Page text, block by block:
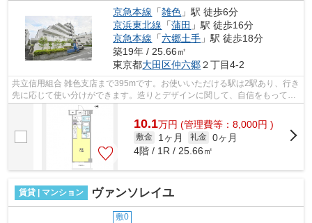
京急本線 「雑色 」駅 徒歩6分
京浜東北線 「蒲田 」駅 徒歩16分
京急本線 「六郷土手 」駅 徒歩18分
築19年 / 25.66㎡
東京都大田区仲六郷２丁目4-2
共立信用組合 雑色支店まで395mです。お使いいただける駅は2駅あり、行き
先に応じて使い分けができます。造りとデザインに関して、自信をもって情
報を提供できるマンションです。駅ま...
10.1万円 (管理費等：8,000円 )
敷金 1ヶ月 礼金 0ヶ月
4階 / 1R / 25.66㎡
賃貸 | マンション ヴァンソレイユ
敷0